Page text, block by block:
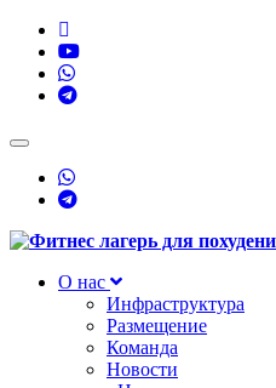
Toggle
navigation
О нас
Инфраструктура
Размещение
Команда
Новости